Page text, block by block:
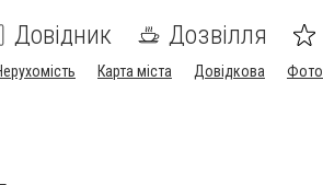
Довідник Дозвілля
Карта міста Довідкова